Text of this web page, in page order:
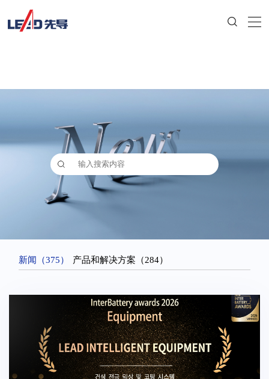
新闻 （375） 产品和解决方案 （284）